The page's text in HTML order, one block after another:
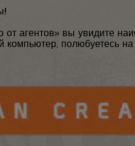
от агентов» вы увидите
компьютер, полюбуетесь